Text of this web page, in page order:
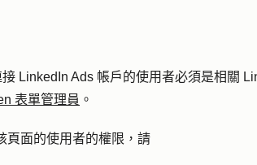
LinkedIn Ads 帳戶的使用者必須是相關
表單管理員 。
頁面的使用者的權限，請